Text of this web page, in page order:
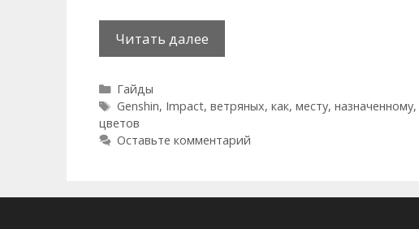
Читать далее
подойти
месту
и
в
Рубрики
Гайды
Метки
Genshin, Impact, ветряных, как, месту, назначенному,
цветов
Оставьте комментарий